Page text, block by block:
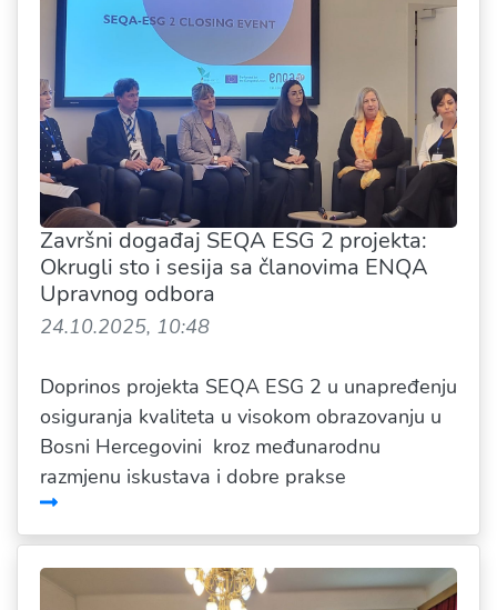
Završni događaj SEQA ESG 2 projekta:
Okrugli sto i sesija sa članovima ENQA
Upravnog odbora
24.10.2025, 10:48
Doprinos projekta SEQA ESG 2 u unapređenju
osiguranja kvaliteta u visokom obrazovanju u
Bosni Hercegovini kroz međunarodnu
razmjenu iskustava i dobre prakse